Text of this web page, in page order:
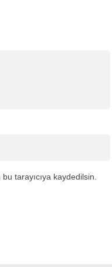
tarayıcıya kaydedilsin.